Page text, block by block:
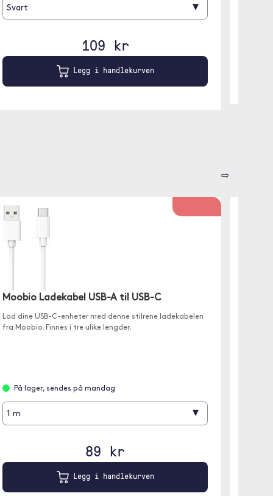
Svart ▾
109 kr
Legg i handlekurven
⇨
Moobio Ladekabel USB-A til USB-C
Lad dine USB-C-enheter med denne stilrene ladekabelen
fra Moobio. Finnes i tre ulike lengder.
På lager, sendes på mandag
1 m ▾
89 kr
Legg i handlekurven